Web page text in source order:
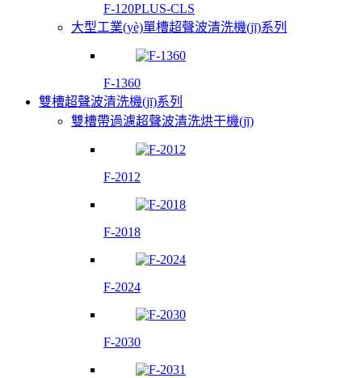
F-120PLUS-CLS
大型工業(yè)單槽超聲波清洗機(jī)系列
F-1360
雙槽超聲波清洗機(jī)系列
雙槽帶過濾超聲波清洗烘干機(jī)
F-2012
F-2018
F-2024
F-2030